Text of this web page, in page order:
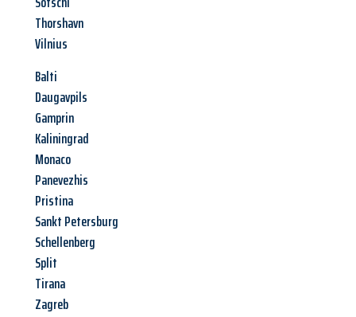
Thorshavn
Vilnius
Balti
Daugavpils
Gamprin
Kaliningrad
Monaco
Panevezhis
Pristina
Sankt Petersburg
Schellenberg
Split
Tirana
Zagreb